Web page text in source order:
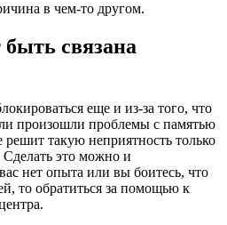
в чем-то другом.
связана
еще и из-за того, что
произошли проблемы с памятью
решит такую неприятность только
это можно и
нет опыта или вы боитесь, что
то обратиться за помощью к